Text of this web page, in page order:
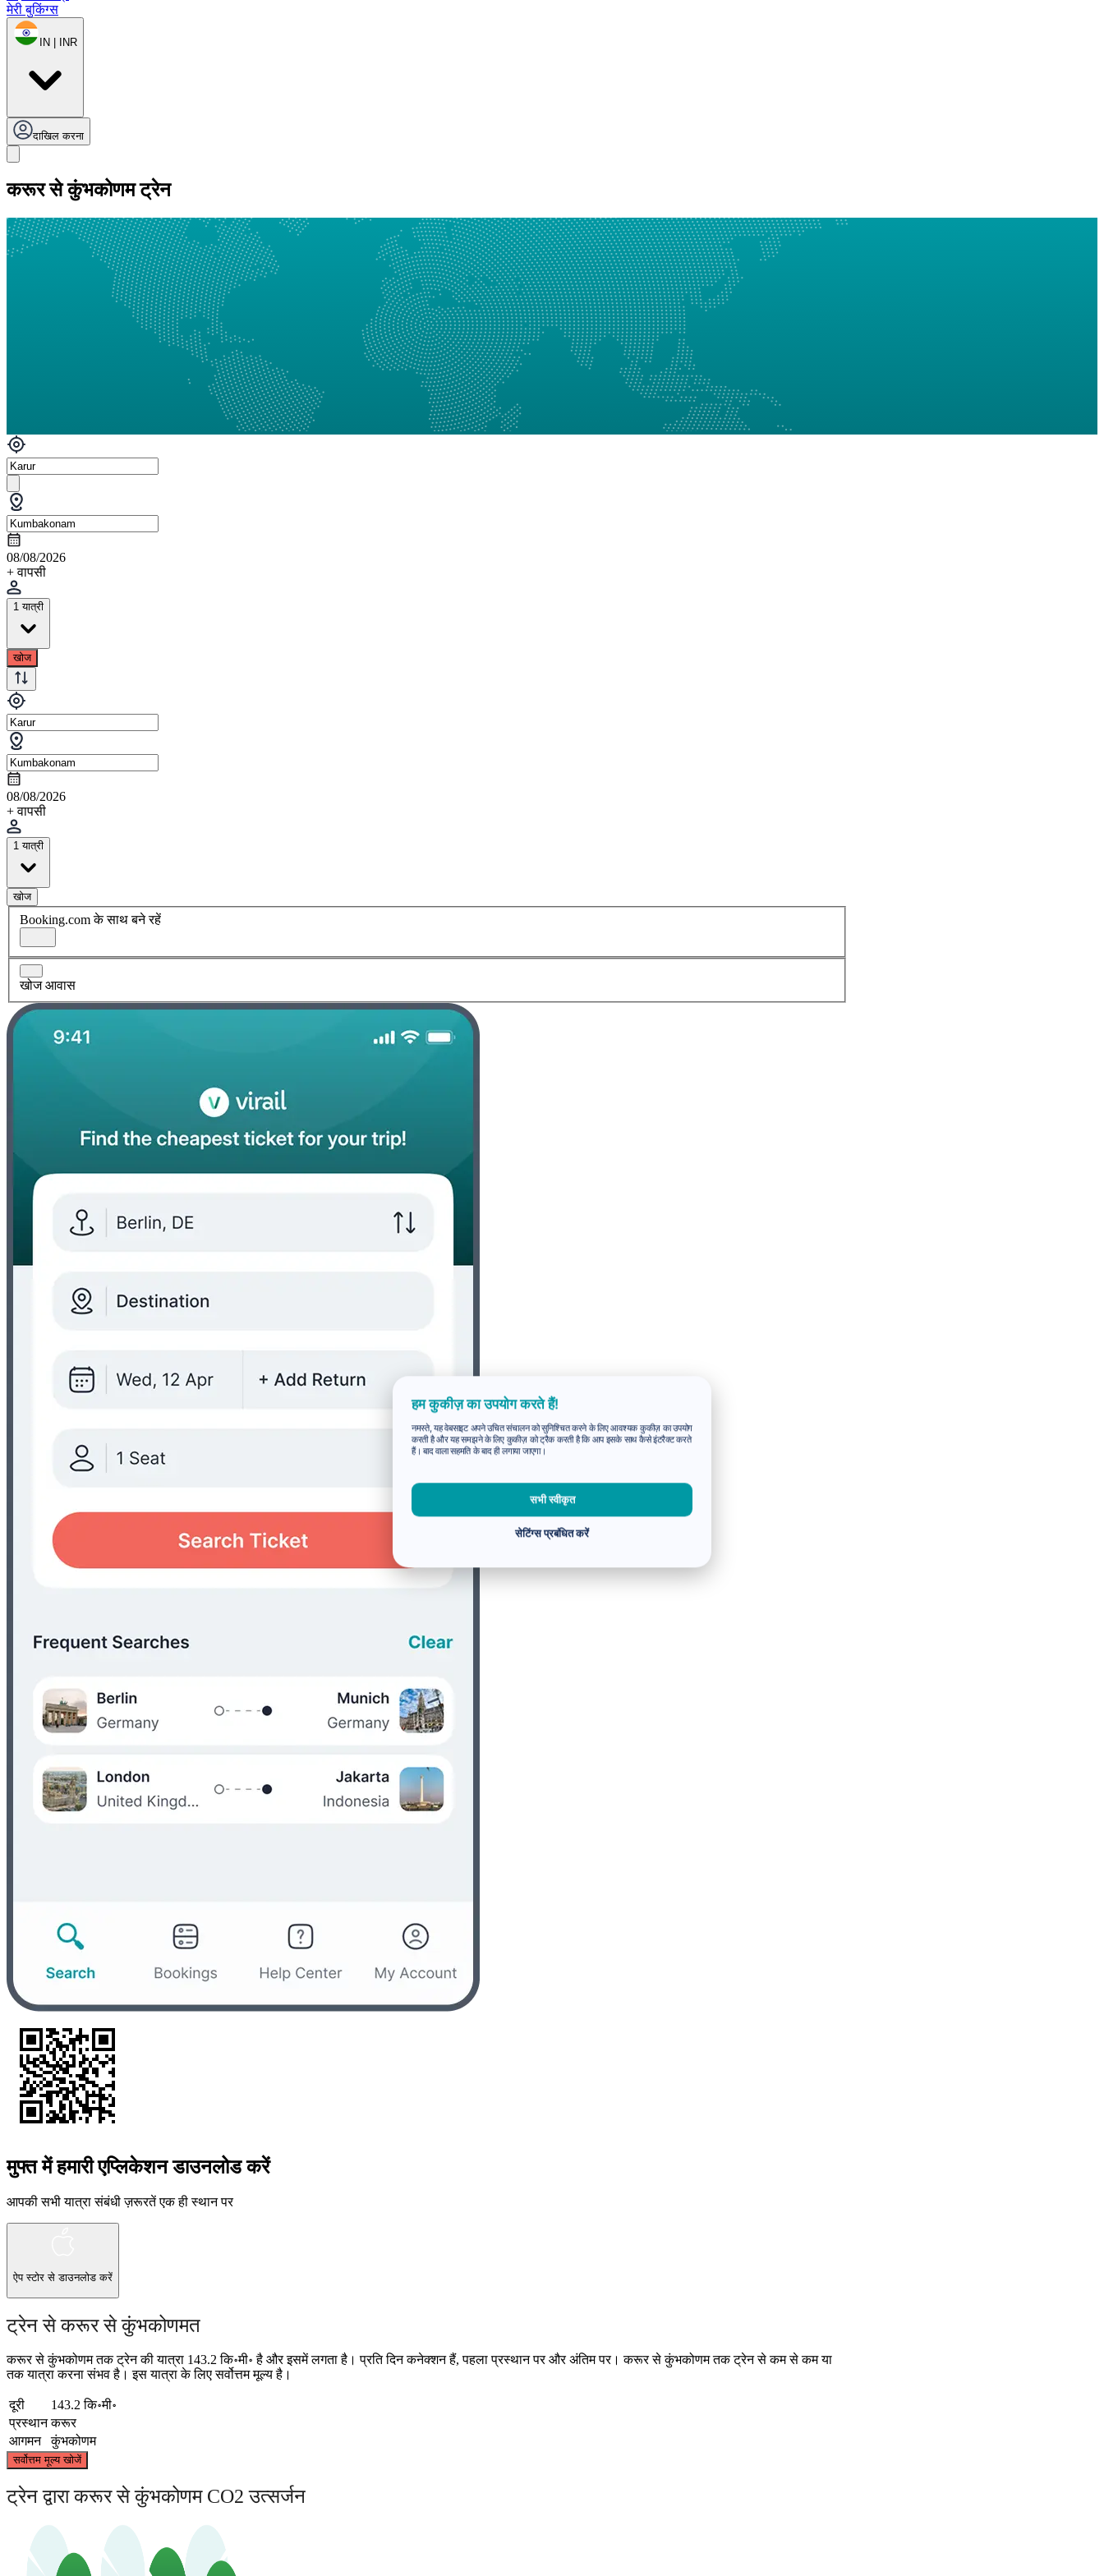
मेरी बुकिंग्स
IN | INR
दाखिल करना
करूर से कुंभकोणम ट्रेन
08/08/2026
+ वापसी
1 यात्री
खोज
08/08/2026
+ वापसी
1 यात्री
खोज
Booking.com के साथ बने रहें
खोज आवास
मुफ्त में हमारी एप्लिकेशन डाउनलोड करें
आपकी सभी यात्रा संबंधी ज़रूरतें एक ही स्थान पर
ऐप स्टोर से डाउनलोड करें
ट्रेन से करूर से कुंभकोणमत
करूर से कुंभकोणम तक ट्रेन की यात्रा 143.2 कि॰मी॰ है और इसमें लगता है। प्रति दिन कनेक्शन हैं, पहला प्रस्थान पर और अंतिम पर। करूर से कुंभकोणम तक ट्रेन से कम से कम या
तक यात्रा करना संभव है। इस यात्रा के लिए सर्वोत्तम मूल्य है।
दूरी
143.2 कि॰मी॰
प्रस्थान करूर
आगमन
कुंभकोणम
सर्वोत्तम मूल्य खोजें
Karur
ट्रेन द्वारा करूर से कुंभकोणम CO2 उत्सर्जन
हम कुकीज़ का उपयोग करते हैं!
नमस्ते, यह वेबसाइट अपने उचित संचालन को सुनिश्चित करने के लिए आवश्यक कुकीज़ का उपयोग
करती है और यह समझने के लिए कुकीज़ को ट्रैक करती है कि आप इसके साथ कैसे इंटरैक्ट करते
हैं। बाद वाला सहमति के बाद ही लगाया जाएगा।
सभी स्वीकृत
सेटिंग्स प्रबंधित करें